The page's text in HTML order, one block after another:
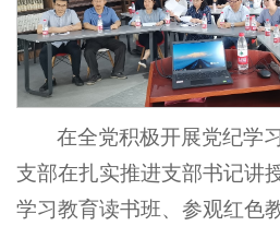
在全党积极开展党纪学
支部在扎实推进支部书记讲
学习教育读书班、参观红色